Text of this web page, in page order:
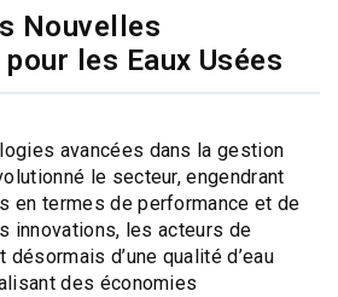
Nouvelles
les Eaux Usées
avancées dans la gestion
le secteur, engendrant
en termes de performance et de
innovations, les acteurs de
d’une qualité d’eau
des économies